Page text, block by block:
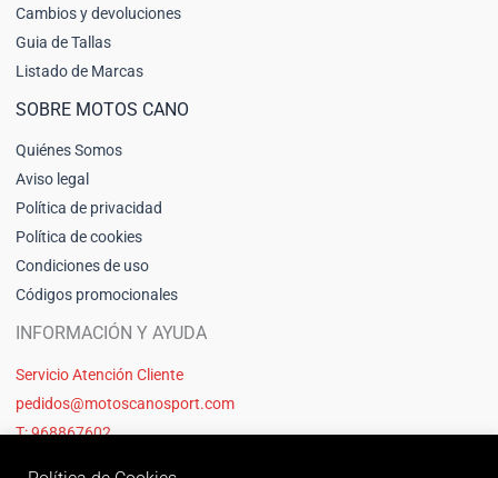
Cambios y devoluciones
Guia de Tallas
Listado de Marcas
SOBRE MOTOS CANO
Quiénes Somos
Aviso legal
Política de privacidad
Política de cookies
Condiciones de uso
Códigos promocionales
INFORMACIÓN Y AYUDA
Servicio Atención Cliente
pedidos@motoscanosport.com
T: 968867602